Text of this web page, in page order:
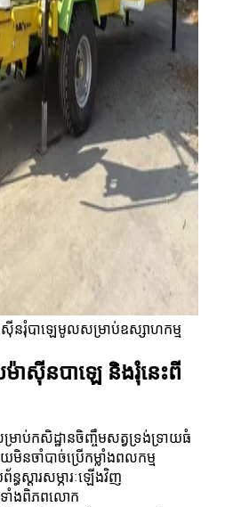
ាស៊ីនរុំបាឡេមូលសម្រាប់ឧស្សាហកម្ម
ម៉ាស៊ីនបាឡេ និងរុំនេះពី
ាប់កសិដ្ឋានចិញ្ចឹមសត្វទ្រង់ទ្រាយធំ
មិនចាំបាច់ប្រើកម្លាំងពលកម្ម
ន្ធស្តារសម្ភារៈឡើងវិញ
ាំងពិភពលោក